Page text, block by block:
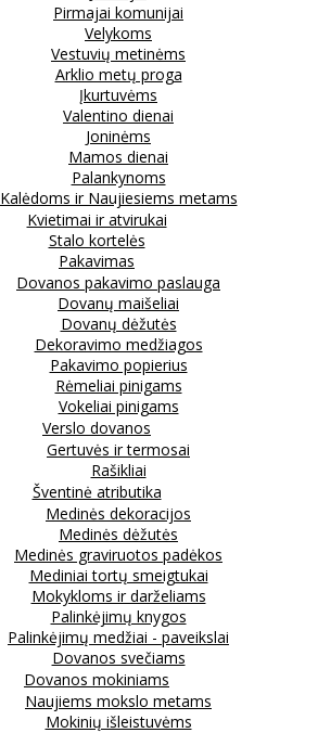
Pirmajai komunijai
Velykoms
Vestuvių metinėms
Arklio metų proga
Įkurtuvėms
Valentino dienai
Joninėms
Mamos dienai
Palankynoms
Kalėdoms ir Naujiesiems metams
Kvietimai ir atvirukai
Stalo kortelės
Pakavimas
Dovanos pakavimo paslauga
Dovanų maišeliai
Dovanų dėžutės
Dekoravimo medžiagos
Pakavimo popierius
Rėmeliai pinigams
Vokeliai pinigams
Verslo dovanos
Gertuvės ir termosai
Rašikliai
Šventinė atributika
Medinės dekoracijos
Medinės dėžutės
Medinės graviruotos padėkos
Mediniai tortų smeigtukai
Mokykloms ir darželiams
Palinkėjimų knygos
Palinkėjimų medžiai - paveikslai
Dovanos svečiams
Dovanos mokiniams
Naujiems mokslo metams
Mokinių išleistuvėms